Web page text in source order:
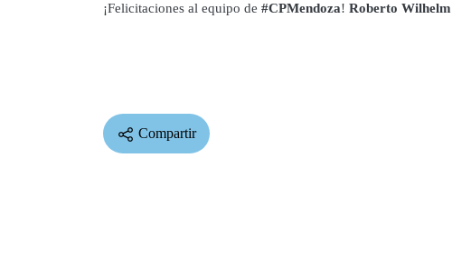
¡Felicitaciones al equipo de #CPMendoza! Roberto Wilhelm
Compartir